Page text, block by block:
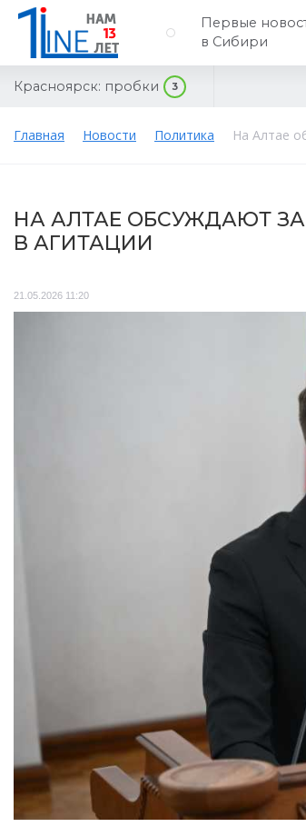
Первые
в Сибири
Красноярск: пробки 3
Главная Новости Политика На Алтае
НА АЛТАЕ ОБСУЖДАЮТ
В АГИТАЦИИ
21.05.2026 11:20